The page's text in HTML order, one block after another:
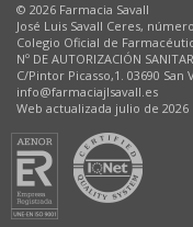
© 2026 Farmacia Savall
José Luis Savall Ceres,
Colegio Oficial de
Nº DE AUTORIZACIÓN
C/Pintor Picasso,1. 03690 San
info@farmaciajlsavall.es
Web actualizada julio de 2026